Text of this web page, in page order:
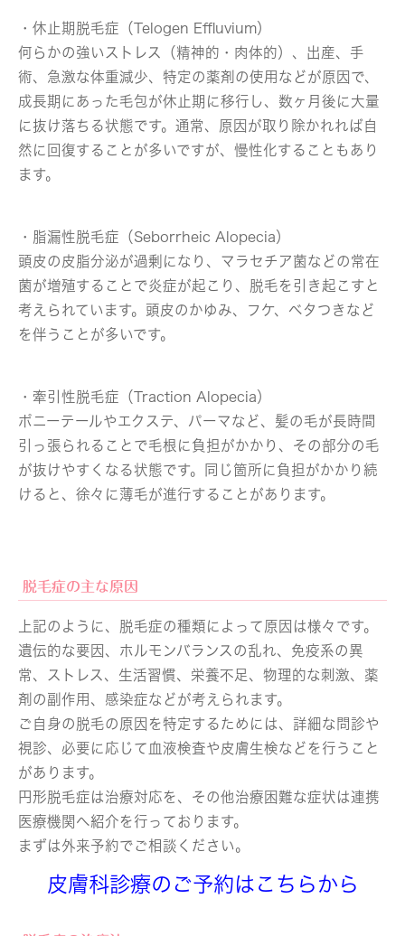
・休止期脱毛症（Telogen Effluvium）
何らかの強いストレス（精神的・肉体的）、出産、手
術、急激な体重減少、特定の薬剤の使用などが原因で、
成長期にあった毛包が休止期に移行し、数ヶ月後に大量
に抜け落ちる状態です。通常、原因が取り除かれれば自
然に回復することが多いですが、慢性化することもあり
ます。
・脂漏性脱毛症（Seborrheic Alopecia）
頭皮の皮脂分泌が過剰になり、マラセチア菌などの常在
菌が増殖することで炎症が起こり、脱毛を引き起こすと
考えられています。頭皮のかゆみ、フケ、ベタつきなど
を伴うことが多いです。
・牽引性脱毛症（Traction Alopecia）
ポニーテールやエクステ、パーマなど、髪の毛が長時間
引っ張られることで毛根に負担がかかり、その部分の毛
が抜けやすくなる状態です。同じ箇所に負担がかかり続
けると、徐々に薄毛が進行することがあります。
脱毛症の主な原因
上記のように、脱毛症の種類によって原因は様々です。
遺伝的な要因、ホルモンバランスの乱れ、免疫系の異
常、ストレス、生活習慣、栄養不足、物理的な刺激、薬
剤の副作用、感染症などが考えられます。
ご自身の脱毛の原因を特定するためには、詳細な問診や
視診、必要に応じて血液検査や皮膚生検などを行うこと
があります。
円形脱毛症は治療対応を、その他治療困難な症状は連携
医療機関へ紹介を行っております。
まずは外来予約でご相談ください。
皮膚科診療のご予約はこちらから